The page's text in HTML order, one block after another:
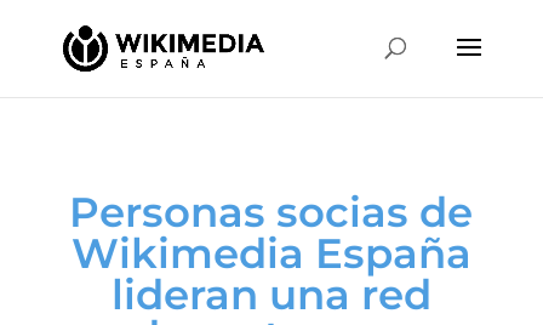
Personas socias de
Wikimedia España
lideran una red